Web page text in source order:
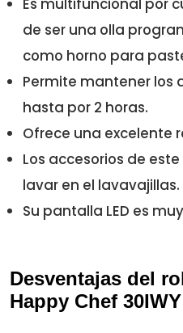
Es multifuncional por
de ser una olla
como horno para
Permite mantener los
hasta por 2 horas.
Ofrece una excelente
Los accesorios de
lavar en el lavavajillas.
Su pantalla LED es
Desventajas del
Happy Chef 30IWY